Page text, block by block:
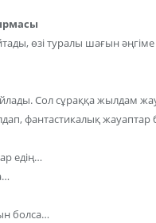
өзі туралы шағын
Сол сұраққа жылдам
фантастикалық жауаптар
едің…
болса…